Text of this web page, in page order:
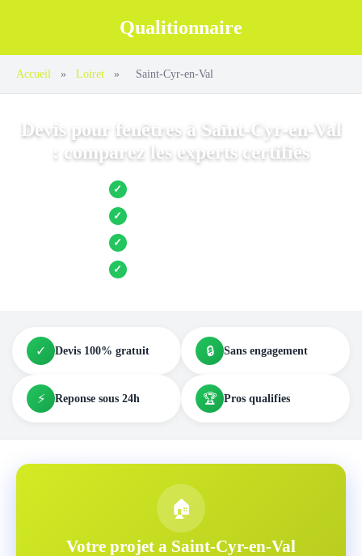
Qualitionnaire
Accueil » Loiret » Saint-Cyr-en-Val
Devis pour fenêtres à Saint-Cyr-en-Val
: comparez les experts certifiés
✓ Jusqu’à 3 devis comparés
✓ Entreprises locales vérifiées
✓ Pose garantie
✓ Aides et primes incluses
✓ Devis 100% gratuit 🔒 Sans engagement
⚡ Reponse sous 24h 🏆 Pros qualifies
🏠
Votre projet a Saint-Cyr-en-Val